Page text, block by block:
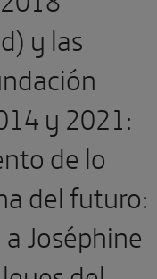
y las
y 2021:
de lo
del futuro:
Joséphine